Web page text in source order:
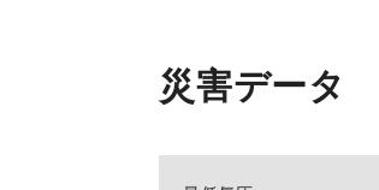
災害データ